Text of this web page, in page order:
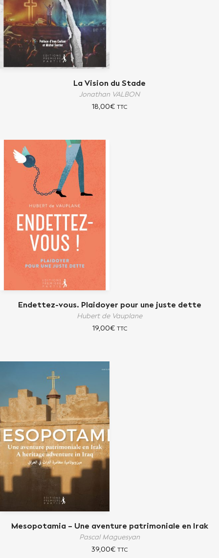
La Vision du Stade
Jonathan VALBON
18,00€ TTC
Endettez-vous. Plaidoyer pour une juste dette
Hubert de Vauplane
19,00€ TTC
Mesopotamia – Une aventure patrimoniale en Irak
Pascal Maguesyan
39,00€ TTC